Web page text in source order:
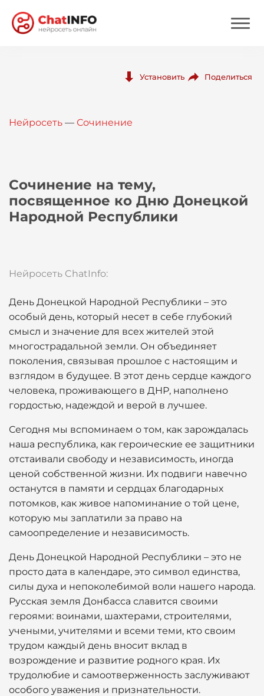
Вход
Установить Поделиться
Нейросеть — Сочинение
Сочинение на тему,
посвященное ко Дню Донецкой
Народной Республики
Нейросеть ChatInfo:
День Донецкой Народной Республики – это
особый день, который несет в себе глубокий
смысл и значение для всех жителей этой
многострадальной земли. Он объединяет
поколения, связывая прошлое с настоящим и
взглядом в будущее. В этот день сердце каждого
человека, проживающего в ДНР, наполнено
гордостью, надеждой и верой в лучшее.
Сегодня мы вспоминаем о том, как зарождалась
наша республика, как героические ее защитники
отстаивали свободу и независимость, иногда
ценой собственной жизни. Их подвиги навечно
останутся в памяти и сердцах благодарных
потомков, как живое напоминание о той цене,
которую мы заплатили за право на
самоопределение и независимость.
День Донецкой Народной Республики – это не
просто дата в календаре, это символ единства,
силы духа и непоколебимой воли нашего народа.
Русская земля Донбасса славится своими
героями: воинами, шахтерами, строителями,
учеными, учителями и всеми теми, кто своим
трудом каждый день вносит вклад в
возрождение и развитие родного края. Их
трудолюбие и самоотверженность заслуживают
особого уважения и признательности.